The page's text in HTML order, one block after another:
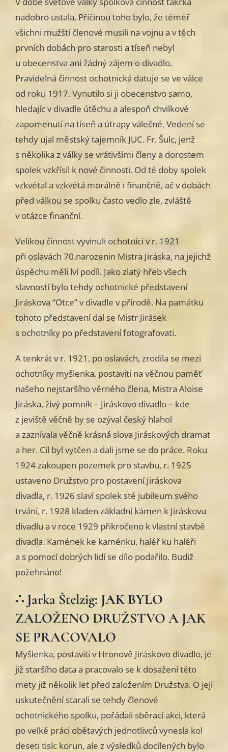
nadobro ustala. Příčinou toho bylo, že téměř
všichni mužští členové musili na vojnu a v těch
prvních dobách pro starosti a tíseň nebyl
u obecenstva ani žádný zájem o divadlo.
Pravidelná činnost ochotnická datuje se ve válce
od roku 1917. Vynutilo si ji obecenstvo samo,
hledajíc v divadle útěchu a alespoň chvilkové
zapomenutí na tíseň a útrapy válečné. Vedení se
tehdy ujal městský tajemník JUC. Fr. Šulc, jenž
s několika z války se vrátivšími členy a dorostem
spolek vzkřísil k nové činnosti. Od té doby spolek
vzkvétal a vzkvétá morálně i finančně, ač v dobách
před válkou se spolku často vedlo zle, zvláště
v otázce finanční.
Velikou činnost vyvinuli ochotníci v r. 1921
při oslavách 70.narozenin Mistra Jiráska, na jejichž
úspěchu měli lví podíl. Jako zlatý hřeb všech
slavností bylo tehdy ochotnické představení
Jiráskova “Otce” v divadle v přírodě. Na památku
tohoto představení dal se Mistr Jirásek
s ochotníky po představení fotografovati.
A tenkrát v r. 1921, po oslavách, zrodila se mezi
ochotníky myšlenka, postaviti na věčnou paměť
našeho nejstaršího věrného člena, Mistra Aloise
Jiráska, živý pomník – Jiráskovo divadlo – kde
z jeviště věčně by se ozýval český hlahol
a zaznívala věčně krásná slova Jiráskových dramat
a her. Cíl byl vytčen a dali jsme se do práce. Roku
1924 zakoupen pozemek pro stavbu, r. 1925
ustaveno Družstvo pro postavení Jiráskova
divadla, r. 1926 slaví spolek sté jubileum svého
trvání, r. 1928 kladen základní kámen k Jiráskovu
divadlu a v roce 1929 přikročeno k vlastní stavbě
divadla. Kamének ke kaménku, haléř ku haléři
a s pomocí dobrých lidí se dílo podařilo. Budiž
požehnáno!
∴ Jarka Štelzig: JAK BYLO
ZALOŽENO DRUŽSTVO A JAK
SE PRACOVALO
Myšlenka, postaviti v Hronově Jiráskovo divadlo, je
již staršího data a pracovalo se k dosažení této
mety již několik let před založením Družstva. O její
uskutečnění starali se tehdy členové
ochotnického spolku, pořádali sběrací akci, která
po velké práci obětavých jednotlivců vynesla kol
deseti tisíc korun, ale z výsledků docílených bylo